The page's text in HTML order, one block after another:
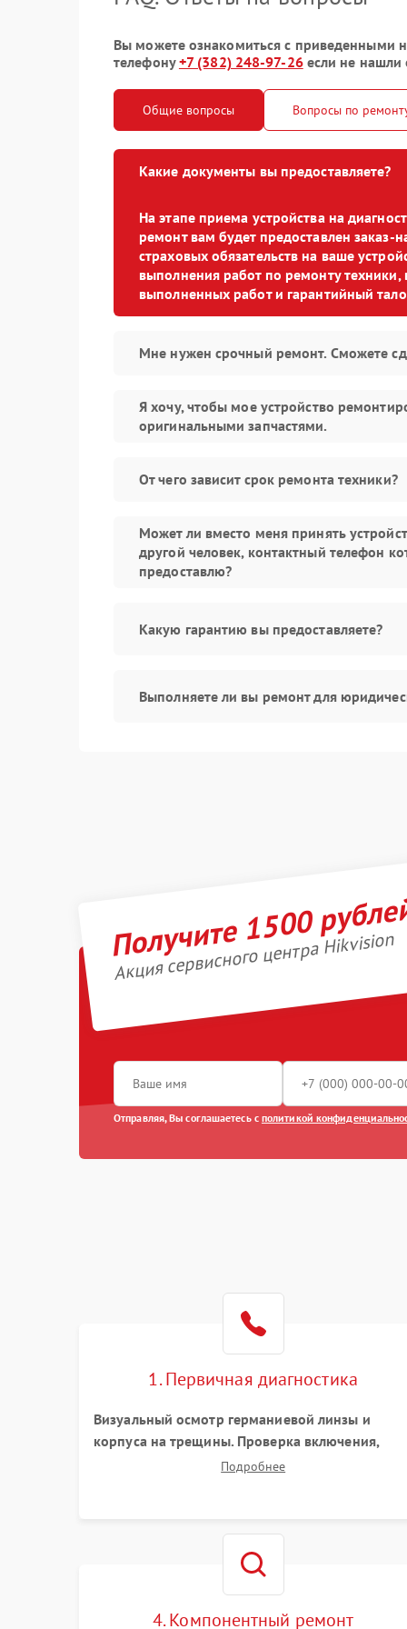
Вы можете ознакомиться с приведенными
телефону+7 (382) 248-97-26если не нашли
Общие вопросы Вопросы по
Какие документы вы предоставляете?
На этапе приема устройства на
ремонт вам будет предоставлен заказ-
страховых обязательств на ваше
выполнения работ по ремонту техники,
выполненных работ и гарантийный
Мне нужен срочный ремонт. Сможете
Я хочу, чтобы мое устройство
оригинальными запчастями.
От чего зависит срок ремонта техники?
Может ли вместо меня принять
другой человек, контактный телефон
предоставлю?
Какую гарантию вы предоставляете?
Выполняете ли вы ремонт для
Получите 1500
Акция сервисного центра Hikvision
Отправляя, Вы соглашаетесь с политикой
1. Первичная диагностика
Визуальный осмотр германиевой линзы и
корпуса на трещины. Проверка включения,
реакции кнопок и разъемов зарядки. Оценка
Подробнее
4. Компонентный ремонт